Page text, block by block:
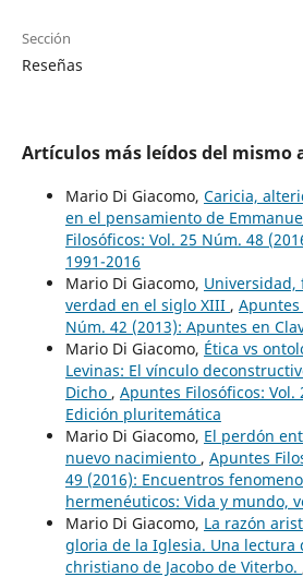
Sección
Reseñas
Artículos más leídos del mismo
Mario Di Giacomo, Caricia,
en el pensamiento de
Filosóficos: Vol. 25 Núm. 48
1991-2016
Mario Di Giacomo, Universidad,
verdad en el siglo XIII , Apuntes
Núm. 42 (2013): Apuntes en
Mario Di Giacomo, Ética vs
Levinas: El vínculo
Dicho , Apuntes Filosóficos: Vol.
Edición pluritemática
Mario Di Giacomo, El perdón
nuevo nacimiento , Apuntes
49 (2016): Encuentros
hermenéuticos: Vida y mundo,
Mario Di Giacomo, La razón
gloria de la Iglesia. Una lectura
christiano de Jacobo de Viterbo.